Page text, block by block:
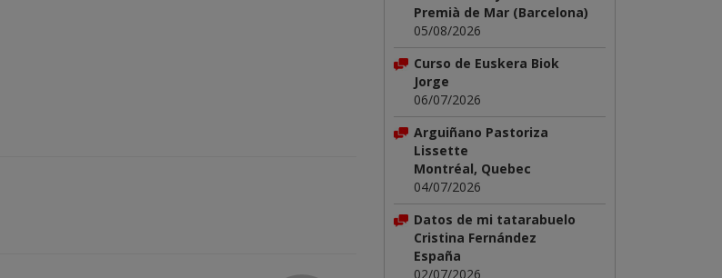
Premià de Mar (Barcelona)
05/08/2026
Curso de Euskera Biok
Jorge
06/07/2026
Arguiñano Pastoriza
Lissette
Montréal, Quebec
04/07/2026
Datos de mi tatarabuelo
Cristina Fernández
España
02/07/2026